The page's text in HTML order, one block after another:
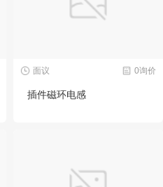
0询价
面议
插件磁环电感